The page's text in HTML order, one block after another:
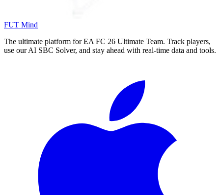
FUT Mind
The ultimate platform for EA FC 26 Ultimate Team. Track players,
use our AI SBC Solver, and stay ahead with real-time data and tools.